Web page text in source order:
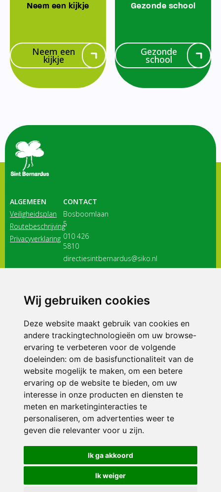
Wij gebruiken cookies
Deze website maakt gebruik van cookies en
andere trackingtechnologieën om uw browse-
ervaring te verbeteren voor de volgende
doeleinden: om de basisfunctionaliteit van de
website mogelijk te maken, om een betere
ervaring op de website te bieden, om uw
interesse in onze producten en diensten te
meten en marketinginteracties te
personaliseren, om advertenties weer te
geven die relevanter voor u zijn.
Ik ga akkoord
Ik weiger
Neem een kijkje
Neem een
kijkje
Gezonde school
Gezonde
school
ALGEMEEN
Veiligheidsplan
Routebeschrijving
Privacyverklaring
CONTACT
Bosboomlaan
5
010 426
5810
directiesintbernardus@siko.nl
3116 JB
ONDERDEEL VAN
© 2026 Sint Bernardus | Alle rechten voorbehouden
Privacy policy|Disclaimer| Klachtenregeling|RSIN en Anbi
voorkeuren
Crealisatie The MindOffice